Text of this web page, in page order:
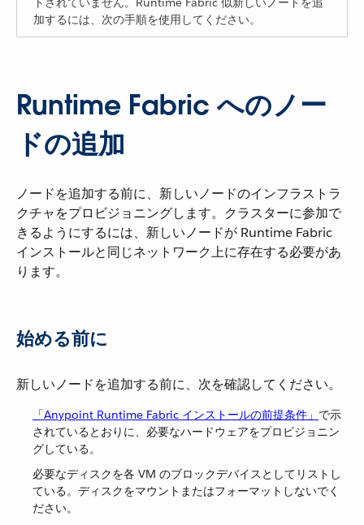
加するには、次の手順を使用してください。
Runtime Fabric へのノー
ドの追加
ノードを追加する前に、新しいノードのインフラストラ
クチャをプロビジョニングします。クラスターに参加で
きるようにするには、新しいノードが Runtime Fabric
インストールと同じネットワーク上に存在する必要があ
ります。
始める前に
新しいノードを追加する前に、次を確認してください。
「Anypoint Runtime Fabric インストールの前提条件」 ​で示
されているとおりに、必要なハードウェアをプロビジョニン
グしている。
必要なディスクを各 VM のブロックデバイスとしてリストし
ている。ディスクをマウントまたはフォーマットしないでく
ださい。